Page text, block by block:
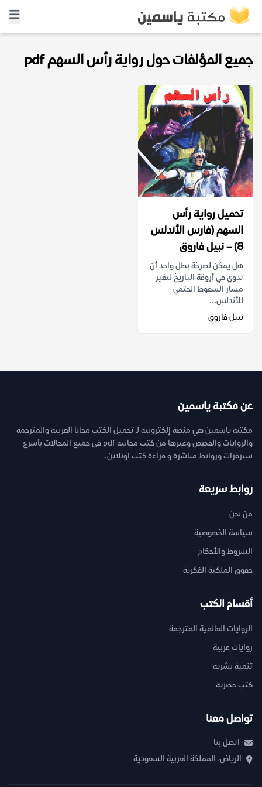
جميع المؤلفات حول رواية رأس السهم pdf
تحميل رواية رأس
السهم (فارس الأندلس
8) – نبيل فاروق
هل يمكن لصرخة بطل واحد أن
تدوي في أروقة التاريخ لتغير
مسار السقوط الحتمي
للأندلس...
نبيل فاروق
عن مكتبة ياسمين
مكتبة ياسمين هي منصة إلكترونية لـ تحميل الكتب مجانا العربية والمترجمة
والروايات والقصص وغيرها من كتب مجانية pdf فى جميع المجالات بأسرع
سيرفرات وروابط مباشرة و قراءة كتب اونلاين.
روابط سريعة
من نحن
سياسة الخصوصية
الشروط والأحكام
حقوق الملكية الفكرية
أقسام الكتب
الروايات العالمية المترجمة
روايات عربية
تنمية بشرية
كتب حصرية
تواصل معنا
اتصل بنا
الرياض، المملكة العربية السعودية